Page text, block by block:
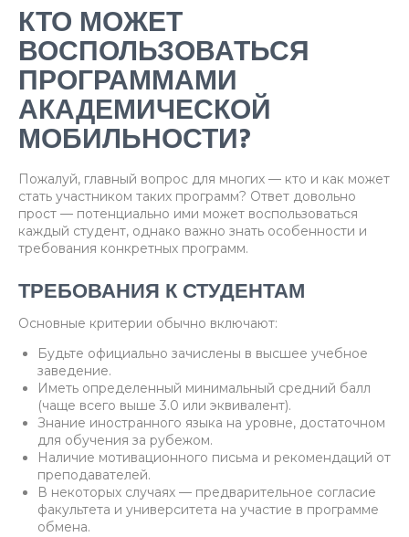
КТО МОЖЕТ
ВОСПОЛЬЗОВАТЬСЯ
ПРОГРАММАМИ
АКАДЕМИЧЕСКОЙ
МОБИЛЬНОСТИ?
Пожалуй, главный вопрос для многих — кто и как может
стать участником таких программ? Ответ довольно
прост — потенциально ими может воспользоваться
каждый студент, однако важно знать особенности и
требования конкретных программ.
ТРЕБОВАНИЯ К СТУДЕНТАМ
Основные критерии обычно включают:
Будьте официально зачислены в высшее учебное
заведение.
Иметь определенный минимальный средний балл
(чаще всего выше 3.0 или эквивалент).
Знание иностранного языка на уровне, достаточном
для обучения за рубежом.
Наличие мотивационного письма и рекомендаций от
преподавателей.
В некоторых случаях — предварительное согласие
факультета и университета на участие в программе
обмена.